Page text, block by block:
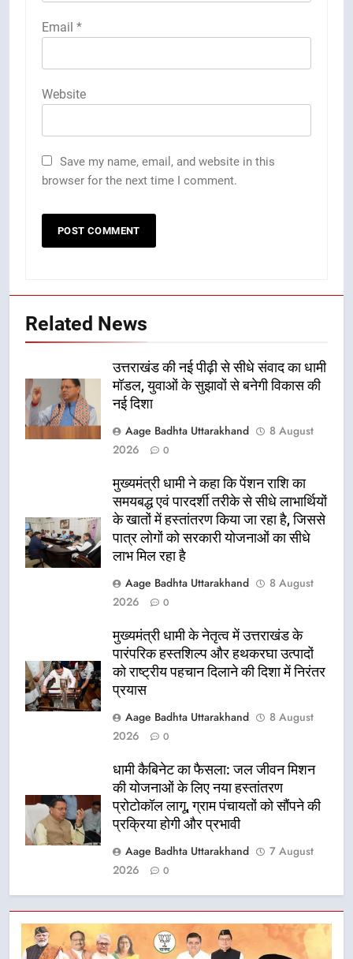
Email *
Website
Save my name, email, and website in this
browser for the next time I comment.
Related News
उत्तराखंड की नई पीढ़ी से सीधे संवाद का धामी
मॉडल, युवाओं के सुझावों से बनेगी विकास की
नई दिशा
Aage Badhta Uttarakhand
8 August
2026
0
मुख्यमंत्री धामी ने कहा कि पेंशन राशि का
समयबद्ध एवं पारदर्शी तरीके से सीधे लाभार्थियों
के खातों में हस्तांतरण किया जा रहा है, जिससे
पात्र लोगों को सरकारी योजनाओं का सीधे
लाभ मिल रहा है
Aage Badhta Uttarakhand
8 August
2026
0
मुख्यमंत्री धामी के नेतृत्व में उत्तराखंड के
पारंपरिक हस्तशिल्प और हथकरघा उत्पादों
को राष्ट्रीय पहचान दिलाने की दिशा में निरंतर
प्रयास
Aage Badhta Uttarakhand
8 August
2026
0
धामी कैबिनेट का फैसला: जल जीवन मिशन
की योजनाओं के लिए नया हस्तांतरण
प्रोटोकॉल लागू, ग्राम पंचायतों को सौंपने की
प्रक्रिया होगी और प्रभावी
Aage Badhta Uttarakhand
7 August
2026
0